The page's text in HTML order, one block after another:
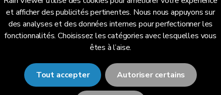
et afficher des publicités pertinentes. Nous nous appuyons sur
des analyses et des données internes pour perfectionner les
fonctionnalités. Choisissez les catégories avec lesquelles vous
êtes à l’aise.
Tout accepter Autoriser certains
Langue